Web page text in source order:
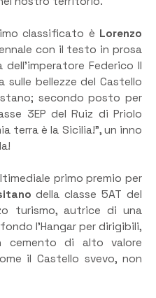
classificato è Lorenzo
con il testo in prosa
Federico II
sulle bellezze del Castello
secondo posto per
3EP del Ruiz di Priolo
terra è la Sicilia!”, un inno
primo premio per
della classe 5AT del
turismo, autrice di una
l’Hangar per dirigibili,
cemento di alto valore
il Castello svevo, non